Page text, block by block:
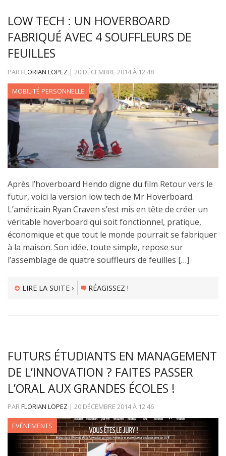
LOW TECH : UN HOVERBOARD
FABRIQUÉ AVEC 4 SOUFFLEURS DE
FEUILLES
PAR FLORIAN LOPEZ | 20 DÉCEMBRE 2014À 12:48
MOBILITÉ PERSONNELLE
Après l’hoverboard Hendo digne du film Retour vers le
futur, voici la version low tech de Mr Hoverboard.
L’américain Ryan Craven s’est mis en tête de créer un
véritable hoverboard qui soit fonctionnel, pratique,
économique et que tout le monde pourrait se fabriquer
à la maison. Son idée, toute simple, repose sur
l’assemblage de quatre souffleurs de feuilles […]
LIRE LA SUITE › RÉAGISSEZ !
FUTURS ÉTUDIANTS EN MANAGEMENT
DE L’INNOVATION ? FAITES PASSER
L’ORAL AUX GRANDES ÉCOLES !
PARFLORIAN LOPEZ | 20 DÉCEMBRE 2014À 12:46
EVÉNEMENTS